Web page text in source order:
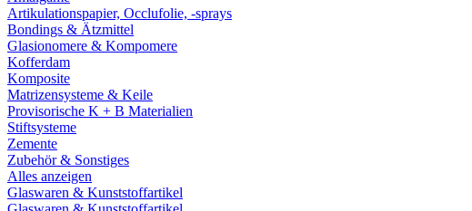
Artikulationspapier, Occlufolie, -sprays
Bondings & Ätzmittel
Glasionomere & Kompomere
Kofferdam
Komposite
Matrizensysteme & Keile
Provisorische K + B Materialien
Stiftsysteme
Zemente
Zubehör & Sonstiges
Alles anzeigen
Glaswaren & Kunststoffartikel